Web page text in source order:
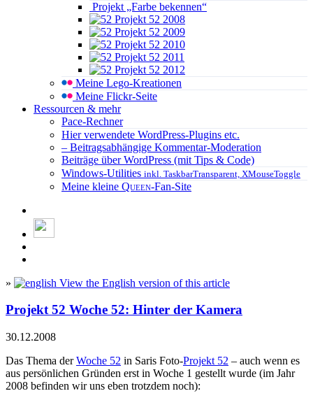
Projekt „Farbe bekennen“
Projekt 52 2008
Projekt 52 2009
Projekt 52 2010
Projekt 52 2011
Projekt 52 2012
Meine Lego-Kreationen
Meine Flickr-Seite
Ressourcen & mehr
Pace-Rechner
Hier verwendete WordPress-Plugins etc.
– Beitragsabhängige Kommentar-Moderation
Beiträge über WordPress (mit Tips & Code)
Windows-Utilities inkl. TaskbarTransparent, XMouseToggle
Meine kleine Queen-Fan-Site
» View the English version of this article
Projekt 52 Woche 52: Hinter der Kamera
30.12.2008
Das Thema derWoche 52 in Saris Foto-Projekt 52 – auch wenn es
aus persönlichen Gründen erst in Woche 1 gestellt wurde (im Jahr
2008 befinden wir uns eben trotzdem noch):